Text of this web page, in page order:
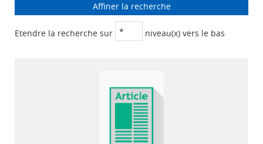
Affiner la recherche
Etendre la recherche sur niveau(x) vers le bas